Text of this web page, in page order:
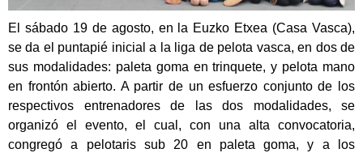
El sábado 19 de agosto, en la Euzko Etxea (Casa Vasca),
se da el puntapié inicial a la liga de pelota vasca, en dos de
sus modalidades: paleta goma en trinquete, y pelota mano
en frontón abierto. A partir de un esfuerzo conjunto de los
respectivos entrenadores de las dos modalidades, se
organizó el evento, el cual, con una alta convocatoria,
congregó a pelotaris sub 20 en paleta goma, y a los